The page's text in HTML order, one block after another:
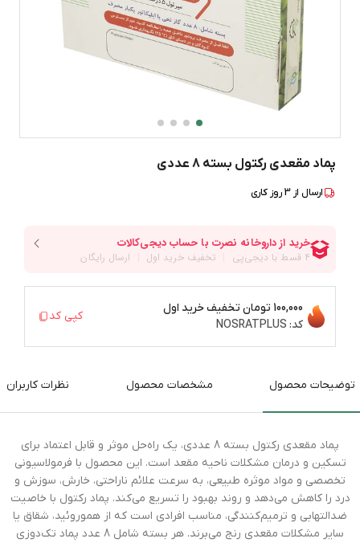
پماد مقعدی رکتول بسته 8 عددی
ارسال از 3روز کاری
100,000 تومان
تخفیف خرید اول
کد: NOSRATPLUS
کپی کد
توضیحات محصول مشخصات محصول نظرات کاربران
پماد مقعدی رکتول بسته 8 عددی، یک راه‌حل موثر و قابل اعتماد برای
تسکین و درمان مشکلات ناحیه مقعد است. این محصول با فرمولاسیونی
تخصصی و مواد موثره طبیعی، به سرعت علائم ناراحتی، خارش، سوزش و
درد را کاهش می‌دهد و روند بهبود را تسریع می‌کند. پماد رکتول با خاصیت
ضدالتهابی و ترمیم‌کنندگی، مناسب افرادی است که از هموروئید، شقاق یا
سایر مشکلات مقعدی رنج می‌برند. هر بسته شامل 8 عدد پماد تک‌دوزی